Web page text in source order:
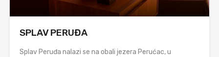
SPLAV PERUĐA
Splav Peruđa nalazi se na obali jezera Perućac, u